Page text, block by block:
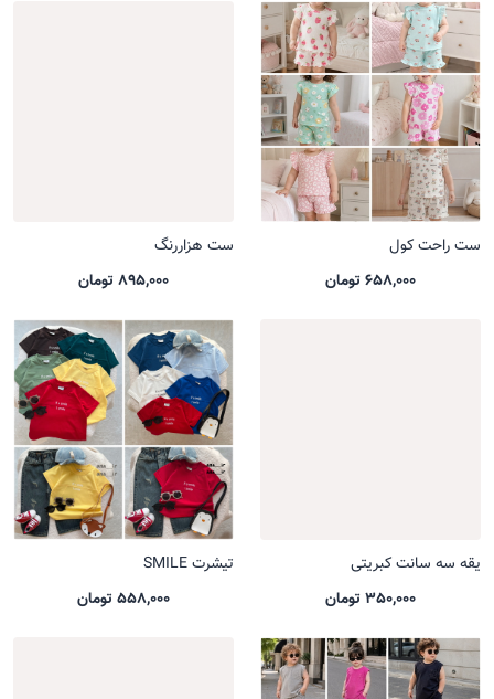
ست راحت کول
658,000 تومان
ست هزاررنگ
895,000 تومان
یقه سه سانت کبریتی
350,000 تومان
تیشرت SMILE
558,000 تومان